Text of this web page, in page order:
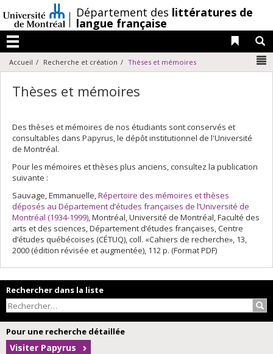
au
contenu
/Département des littératures de
langue française
Menu
Liens
Accueil Recherche et création Thèses et mémoires
Thèses et mémoires
Des thèses et mémoires de nos étudiants sont conservés et
consultables dans Papyrus, le dépôt institutionnel de l'Université
de Montréal.
Pour les mémoires et thèses plus anciens, consultez la publication
suivante :
Sauvage, Emmanuelle,Répertoire des mémoires et thèses
déposés au Département d’études françaises de l’Université de
Montréal (1934-1999), Montréal, Université de Montréal, Faculté des
arts et des sciences, Département d’études françaises, Centre
d’études québécoises (CÉTUQ), coll. «Cahiers de recherche», 13,
2000 (édition révisée et augmentée), 112 p. (Format PDF)
Rechercher dans la liste
Pour une recherche détaillée
Visiter Papyrus